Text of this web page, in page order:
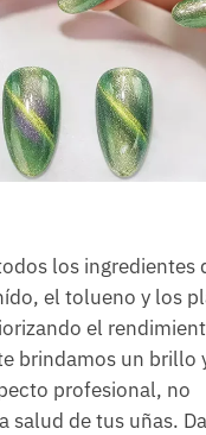
los ingredientes
el tolueno y los
el
brindamos un brillo
profesional, no
salud de tus uñas.